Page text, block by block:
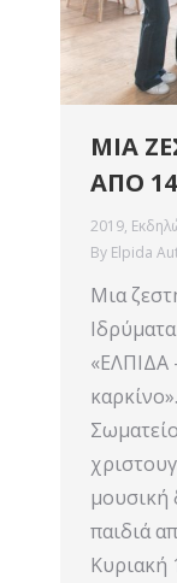
ΜΙΑ
ΑΠΟ
2019,
By Elpida
Μια
«ΕΛΠΙΔΑ
μουσική
παιδιά
Κυριακή